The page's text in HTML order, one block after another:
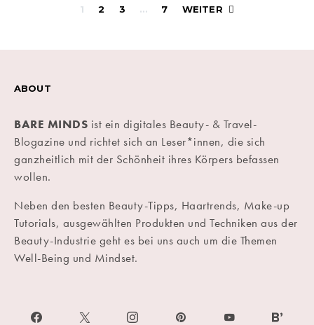
1 2 3 … 7 WEITER
ABOUT
BARE MINDS ist ein digitales Beauty- & Travel-
Blogazine und richtet sich an Leser*innen, die sich
ganzheitlich mit der Schönheit ihres Körpers befassen
wollen.
Neben den besten Beauty-Tipps, Haartrends, Make-up
Tutorials, ausgewählten Produkten und Techniken aus der
Beauty-Industrie geht es bei uns auch um die Themen
Well-Being und Mindset.